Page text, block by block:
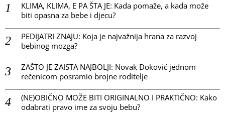
KLIMA, KLIMA, E PA ŠTA JE: Kada pomaže, a kada može
biti opasna za bebe i djecu?
PEDIJATRI ZNAJU: Koja je najvažnija hrana za razvoj
bebinog mozga?
ZAŠTO JE ZAISTA NAJBOLJI: Novak Đoković jednom
rečenicom posramio brojne roditelje
(NE)OBIČNO MOŽE BITI ORIGINALNO I PRAKTIČNO: Kako
odabrati pravo ime za svoju bebu?